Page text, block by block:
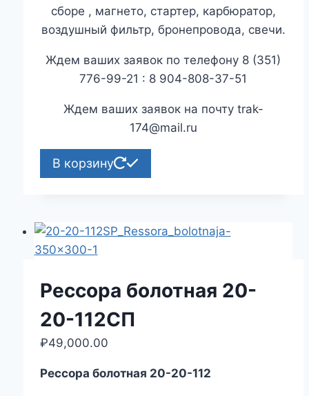
сборе , магнето, стартер, карбюратор,
воздушный фильтр, бронепровода, свечи.
Ждем ваших заявок по телефону 8 (351)
776-99-21 : 8 904-808-37-51
Ждем ваших заявок на почту trak-
174@mail.ru
В корзину
Рессора болотная 20-
20-112СП
₽49,000.00
Рессора болотная 20-20-112